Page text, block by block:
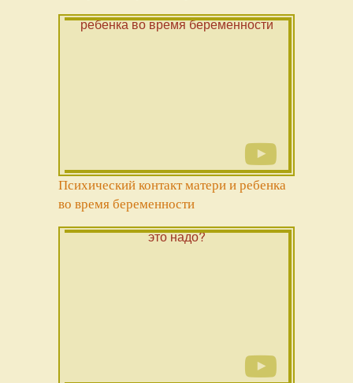
Психический контакт матери и ребенка
во время беременности